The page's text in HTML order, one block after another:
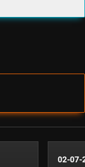
02-07-